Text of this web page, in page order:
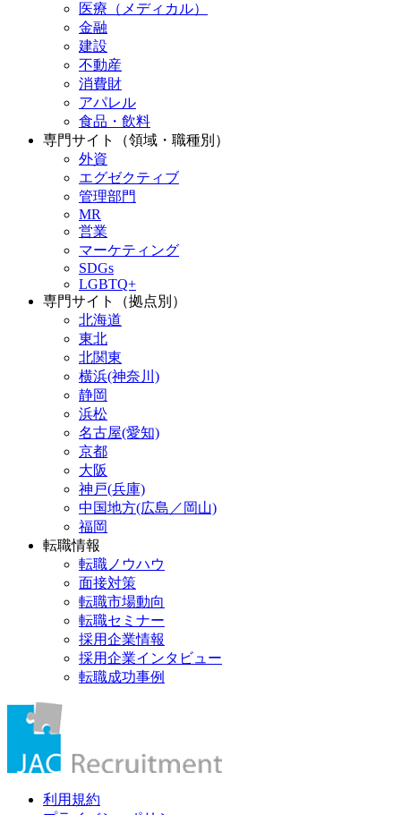
医療（メディカル）
金融
建設
不動産
消費財
アパレル
食品・飲料
専門サイト（領域・職種別）
外資
エグゼクティブ
管理部門
MR
営業
マーケティング
SDGs
LGBTQ+
専門サイト（拠点別）
北海道
東北
北関東
横浜(神奈川)
静岡
浜松
名古屋(愛知)
京都
大阪
神戸(兵庫)
中国地方(広島／岡山)
福岡
転職情報
転職ノウハウ
面接対策
転職市場動向
転職セミナー
採用企業情報
採用企業インタビュー
転職成功事例
利用規約